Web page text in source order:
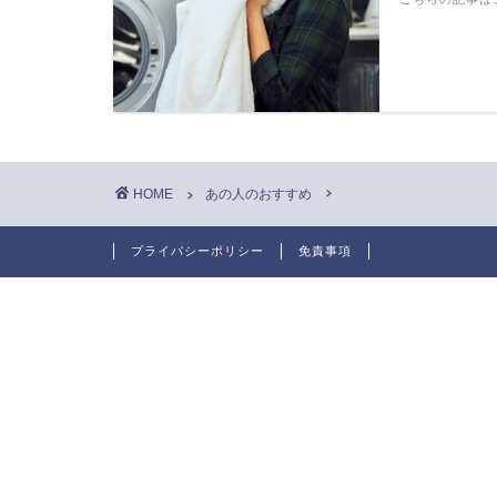
HOME あの人のおすすめ
プライバシーポリシー 免責事項